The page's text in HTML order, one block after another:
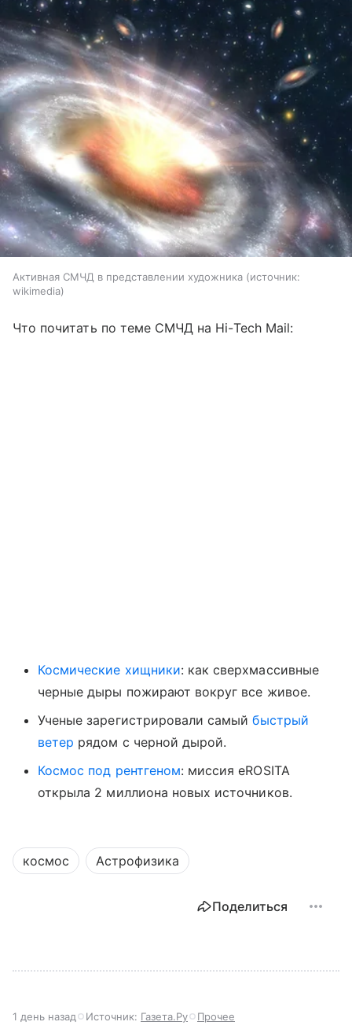
Активная СМЧД в представлении художника
источник:
wikimedia
Что почитать по теме СМЧД на Hi-Tech Mail:
Космические хищники: как сверхмассивные
черные дыры пожирают вокруг все живое.
Ученые зарегистрировали самыйбыстрый
ветер рядом с черной дырой.
Космос под рентгеном: миссия eROSITA
открыла 2 миллиона новых источников.
космос Астрофизика
Поделиться
1 день назад Источник: Газета.Ру Прочее